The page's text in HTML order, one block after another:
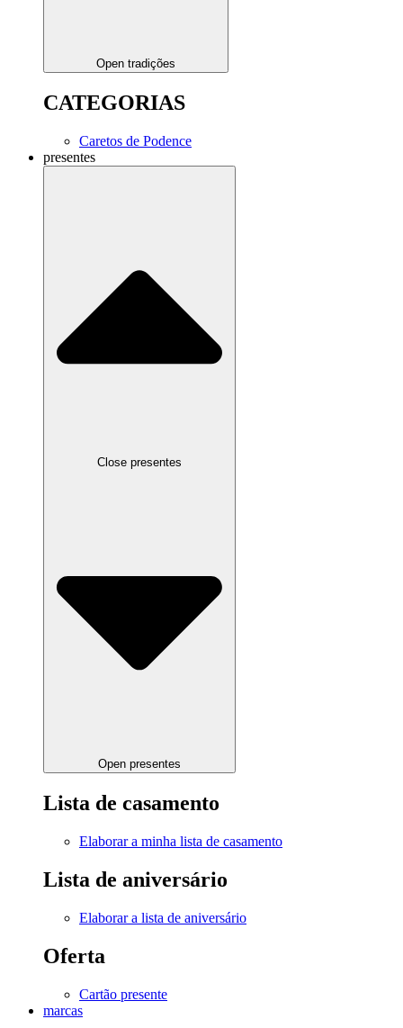
Open tradições
CATEGORIAS
Caretos de Podence
presentes
Close presentes
Open presentes
Lista de casamento
Elaborar a minha lista de casamento
Lista de aniversário
Elaborar a lista de aniversário
Oferta
Cartão presente
marcas